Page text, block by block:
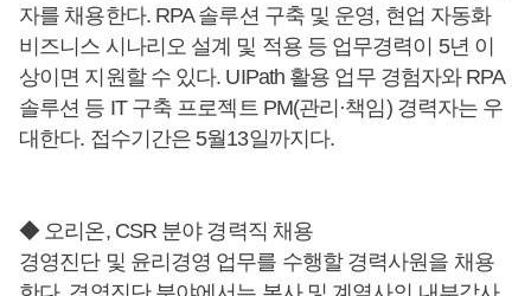
자를 채용한다. RPA 솔루션 구축 및 운영, 현업 자동화
비즈니스 시나리오 설계 및 적용 등 업무경력이 5년 이
상이면 지원할 수 있다. UIPath 활용 업무 경험자와 RPA
솔루션 등 IT 구축 프로젝트 PM(관리·책임) 경력자는 우
대한다. 접수기간은 5월13일까지다.
◆ 오리온, CSR 분야 경력직 채용
경영진단 및 윤리경영 업무를 수행할 경력사원을 채용